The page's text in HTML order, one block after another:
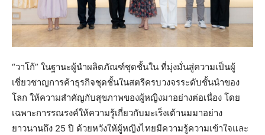
“วาโก้” ในฐานะผู้นำผลิตภัณฑ์ชุดชั้นใน ที่มุ่งมั่นสู่ความเป็นผู้
เชี่ยวชาญการค้าธุรกิจชุดชั้นในสตรีครบวงจรระดับชั้นนำของ
โลก ให้ความสำคัญกับสุขภาพของผู้หญิงมาอย่างต่อเนื่อง โดย
เฉพาะการรณรงค์ให้ความรู้เกี่ยวกับมะเร็งเต้านมมาอย่าง
ยาวนานถึง 25 ปี ด้วยหวังให้ผู้หญิงไทยมีความรู้ความเข้าใจและ